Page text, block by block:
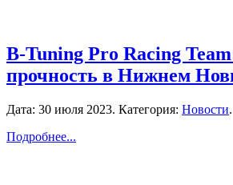
B-Tuning Pro Racing
прочность в Нижнем
Дата: 30 июля 2023. Категория: Новости.
Подробнее...